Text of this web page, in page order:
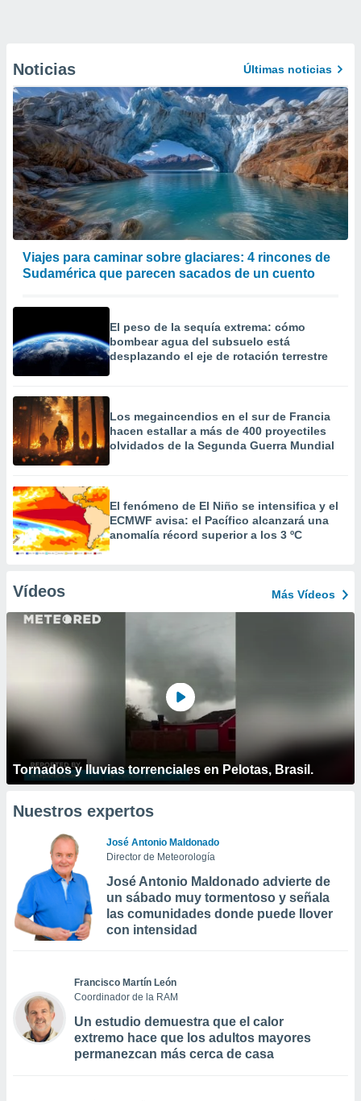
Noticias Últimas noticias
Viajes para caminar sobre glaciares: 4 rincones de
Sudamérica que parecen sacados de un cuento
El peso de la sequía extrema: cómo
bombear agua del subsuelo está
desplazando el eje de rotación terrestre
Los megaincendios en el sur de Francia
hacen estallar a más de 400 proyectiles
olvidados de la Segunda Guerra Mundial
El fenómeno de El Niño se intensifica y el
ECMWF avisa: el Pacífico alcanzará una
anomalía récord superior a los 3 ºC
Vídeos Más Vídeos
Tornados y lluvias torrenciales en Pelotas, Brasil.
Nuestros expertos
José Antonio Maldonado
Director de Meteorología
José Antonio Maldonado advierte de
un sábado muy tormentoso y señala
las comunidades donde puede llover
con intensidad
Francisco Martín León
Coordinador de la RAM
Un estudio demuestra que el calor
extremo hace que los adultos mayores
permanezcan más cerca de casa